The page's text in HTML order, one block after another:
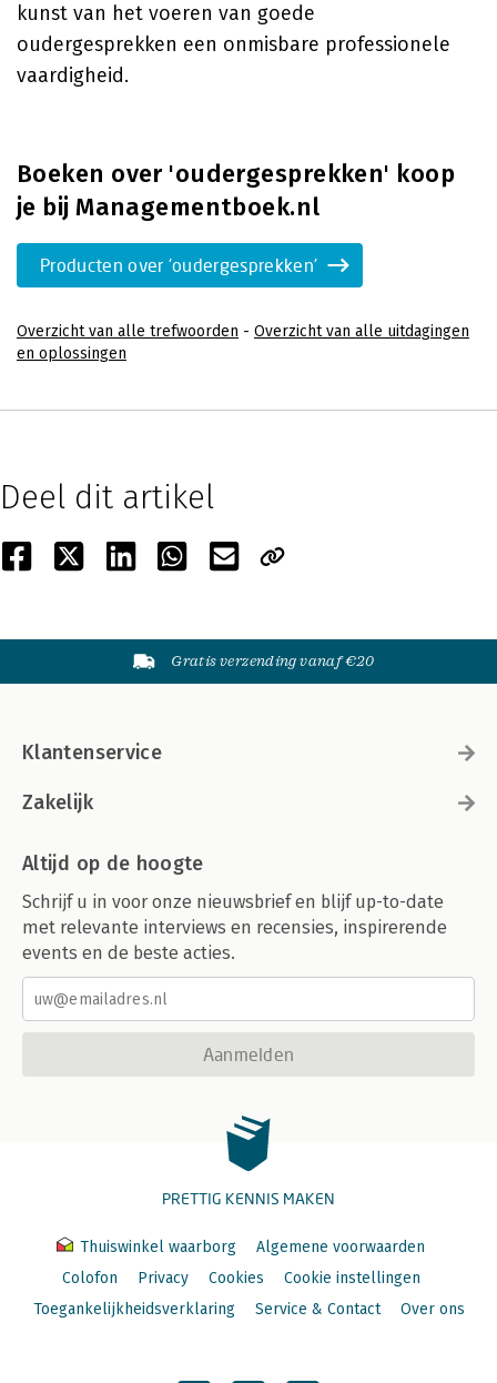
kunst van het voeren van goede
oudergesprekken een onmisbare professionele
vaardigheid.
Boeken over 'oudergesprekken' koop
je bij Managementboek.nl
Producten over 'oudergesprekken'
Overzicht van alle trefwoorden - Overzicht van alle uitdagingen
en oplossingen
Deel dit artikel
Gratis verzending vanaf €20
Klantenservice
Zakelijk
Altijd op de hoogte
Schrijf u in voor onze nieuwsbrief en blijf up-to-date
met relevante interviews en recensies, inspirerende
events en de beste acties.
Aanmelden
PRETTIG KENNIS MAKEN
Thuiswinkel waarborg
Algemene voorwaarden
Colofon
Privacy Cookies
Cookie instellingen
Toegankelijkheidsverklaring
Service & Contact Over ons